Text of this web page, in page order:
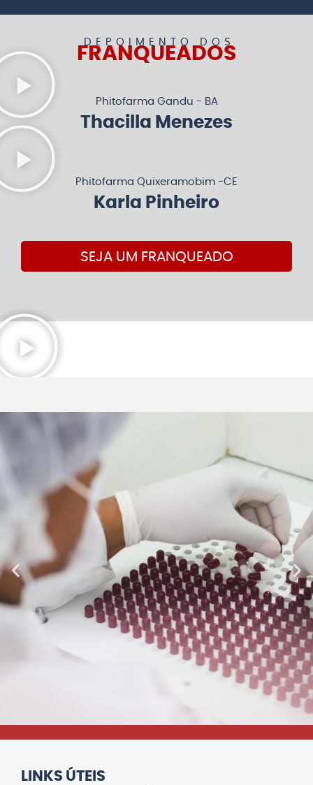
DEPOIMENTO DOS
FRANQUEADOS
Phitofarma Gandu - BA
Thacilla Menezes
Phitofarma Quixeramobim -CE
Karla Pinheiro
SEJA UM FRANQUEADO
LINKS ÚTEIS